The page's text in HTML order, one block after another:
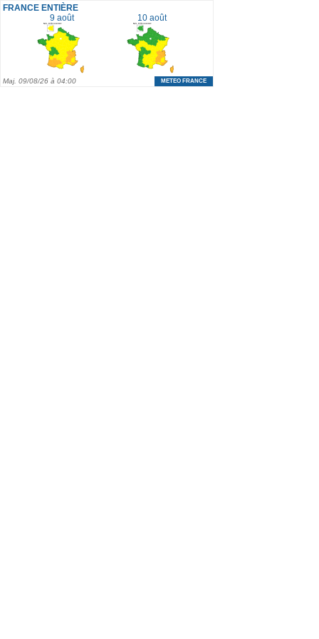
FRANCE ENTIÈRE
9 août
10 août
Maj. 09/08/26 à 04:00